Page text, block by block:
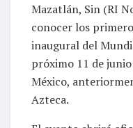
Mazatlán, Sin (RI
conocer los
inaugural del
próximo 11 de
México,
Azteca.